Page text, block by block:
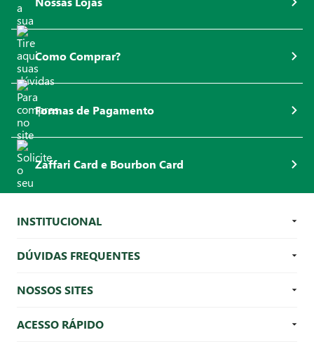
Como Comprar?
Formas de Pagamento
Zaffari Card e Bourbon Card
INSTITUCIONAL
DÚVIDAS FREQUENTES
NOSSOS SITES
ACESSO RÁPIDO